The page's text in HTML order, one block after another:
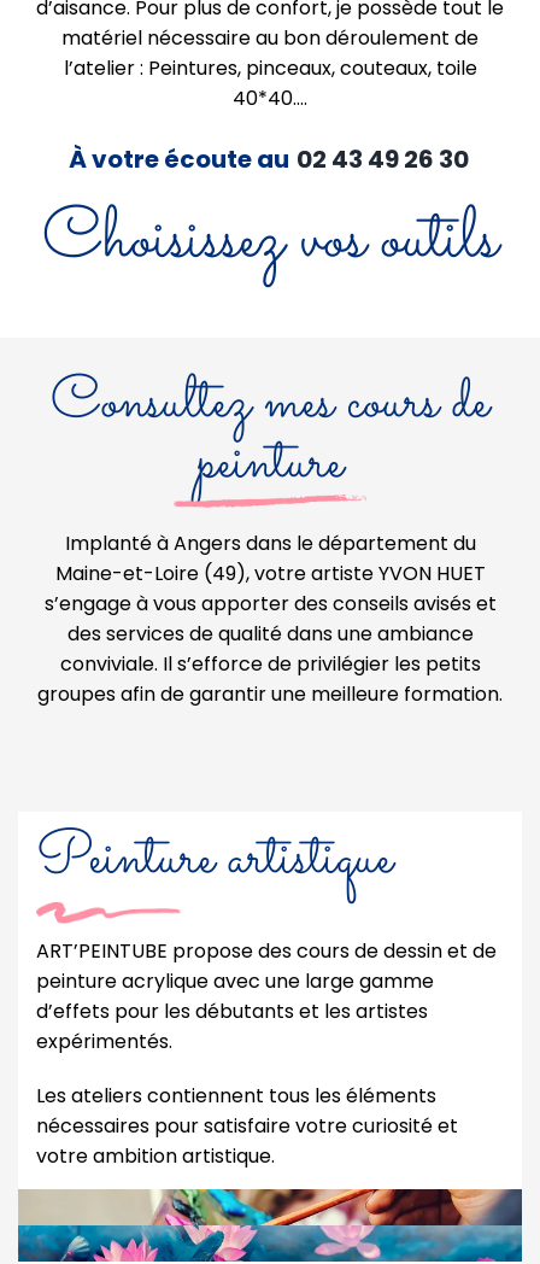
Choisissez vos outils
d’aisance. Pour plus de confort, je possède tout le
matériel nécessaire au bon déroulement de
l’atelier : Peintures, pinceaux, couteaux, toile
40*40….
À votre écoute au 02 43 49 26 30
Consultez mes cours de
peinture
Implanté à Angers dans le département du
Maine-et-Loire (49), votre artiste YVON HUET
s’engage à vous apporter des conseils avisés et
des services de qualité dans une ambiance
conviviale. Il s’efforce de privilégier les petits
groupes afin de garantir une meilleure formation.
Peinture artistique
ART’PEINTUBE propose des cours de dessin et de
peinture acrylique avec une large gamme
d’effets pour les débutants et les artistes
expérimentés.
Les ateliers contiennent tous les éléments
nécessaires pour satisfaire votre curiosité et
votre ambition artistique.